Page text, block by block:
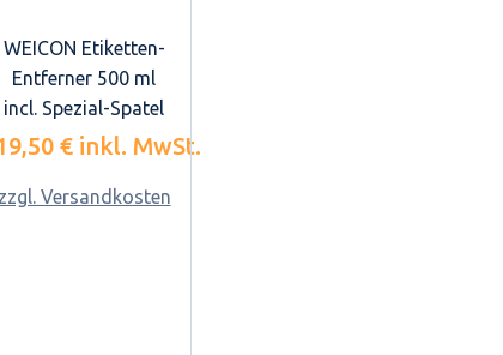
WEICON Etiketten-
Entferner 500 ml
incl. Spezial-Spatel
€ inkl. MwSt.
zzgl. Versandkosten